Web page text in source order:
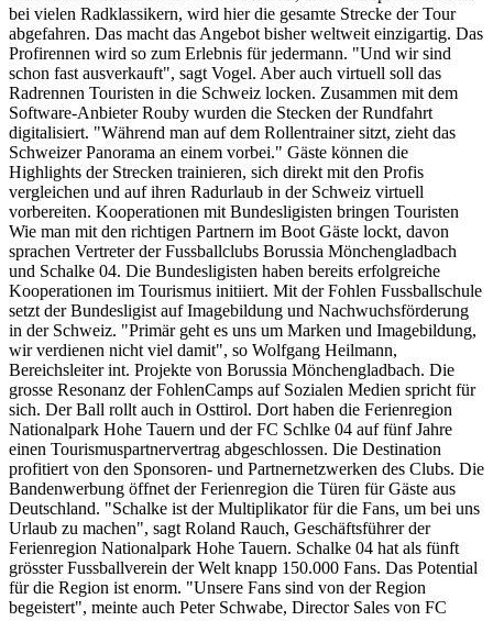
bei vielen Radklassikern, wird hier die gesamte Strecke der Tour
abgefahren. Das macht das Angebot bisher weltweit einzigartig. Das
Profirennen wird so zum Erlebnis für jedermann. "Und wir sind
schon fast ausverkauft", sagt Vogel. Aber auch virtuell soll das
Radrennen Touristen in die Schweiz locken. Zusammen mit dem
Software-Anbieter Rouby wurden die Stecken der Rundfahrt
digitalisiert. "Während man auf dem Rollentrainer sitzt, zieht das
Schweizer Panorama an einem vorbei." Gäste können die
Highlights der Strecken trainieren, sich direkt mit den Profis
vergleichen und auf ihren Radurlaub in der Schweiz virtuell
vorbereiten. Kooperationen mit Bundesligisten bringen Touristen
Wie man mit den richtigen Partnern im Boot Gäste lockt, davon
sprachen Vertreter der Fussballclubs Borussia Mönchengladbach
und Schalke 04. Die Bundesligisten haben bereits erfolgreiche
Kooperationen im Tourismus initiiert. Mit der Fohlen Fussballschule
setzt der Bundesligist auf Imagebildung und Nachwuchsförderung
in der Schweiz. "Primär geht es uns um Marken und Imagebildung,
wir verdienen nicht viel damit", so Wolfgang Heilmann,
Bereichsleiter int. Projekte von Borussia Mönchengladbach. Die
grosse Resonanz der FohlenCamps auf Sozialen Medien spricht für
sich. Der Ball rollt auch in Osttirol. Dort haben die Ferienregion
Nationalpark Hohe Tauern und der FC Schlke 04 auf fünf Jahre
einen Tourismuspartnervertrag abgeschlossen. Die Destination
profitiert von den Sponsoren- und Partnernetzwerken des Clubs. Die
Bandenwerbung öffnet der Ferienregion die Türen für Gäste aus
Deutschland. "Schalke ist der Multiplikator für die Fans, um bei uns
Urlaub zu machen", sagt Roland Rauch, Geschäftsführer der
Ferienregion Nationalpark Hohe Tauern. Schalke 04 hat als fünft
grösster Fussballverein der Welt knapp 150.000 Fans. Das Potential
für die Region ist enorm. "Unsere Fans sind von der Region
begeistert", meinte auch Peter Schwabe, Director Sales von FC